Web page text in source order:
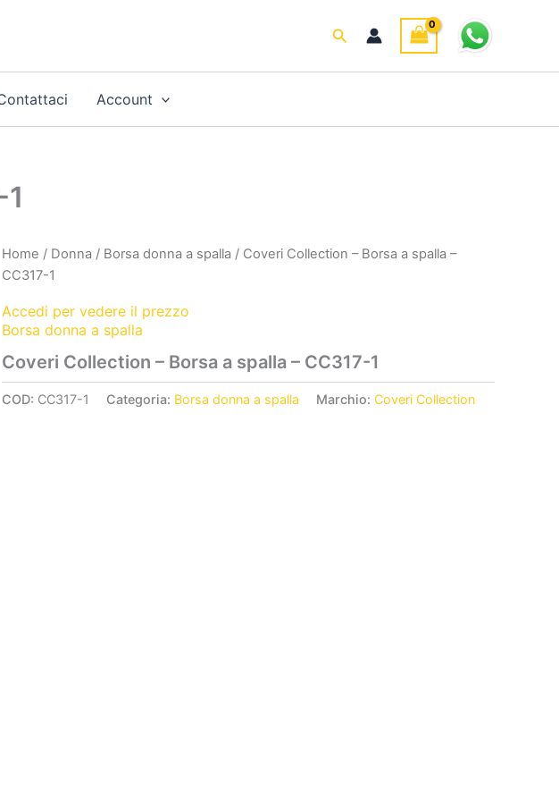
Cerca
Account
Home / Donna / Borsa donna a spalla / Coveri Collection – Borsa a spalla –
CC317-1
Accedi per vedere il prezzo
Borsa donna a spalla
Coveri Collection – Borsa a spalla – CC317-1
COD: CC317-1 Categoria: Borsa donna a spalla Marchio: Coveri Collection